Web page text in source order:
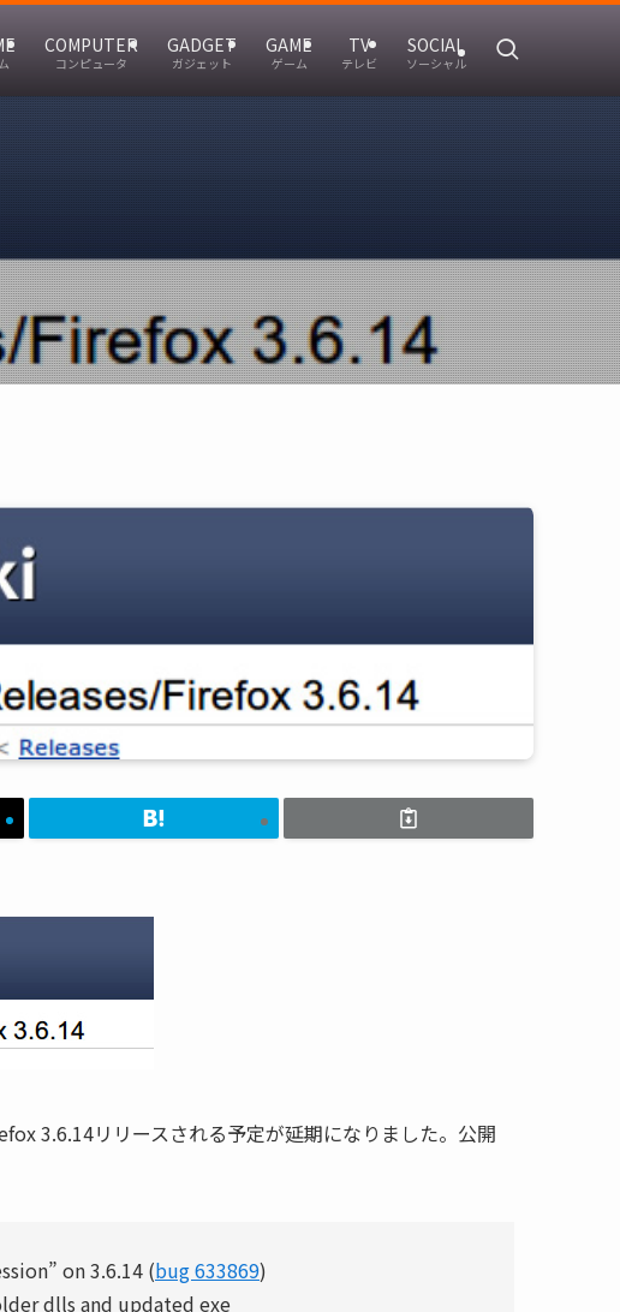
COMPUTER
コンピュータ
GADGET
ガジェット
GAME
ゲーム
TV
テレビ
SOCIAL
ソーシャル
3.6.14リリースされる予定が延期になりました。公開
on 3.6.14 (bug 633869)
dlls and updated exe